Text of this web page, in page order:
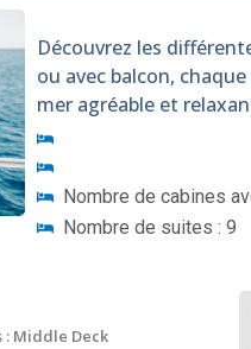
Découvrez les
ou avec balcon,
mer agréable et
Nombre de cabines
Nombre de suites : 9
: Middle Deck